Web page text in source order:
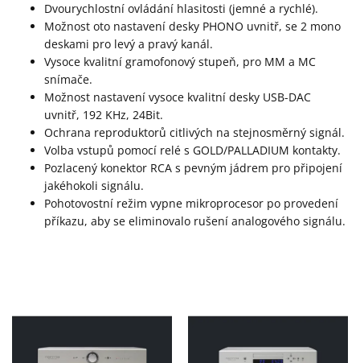
Dvourychlostní ovládání hlasitosti (jemné a rychlé).
Možnost oto nastavení desky PHONO uvnitř, se 2 mono
deskami pro levý a pravý kanál.
Vysoce kvalitní gramofonový stupeň, pro MM a MC
snímače.
Možnost nastavení vysoce kvalitní desky USB-DAC
uvnitř, 192 KHz, 24Bit.
Ochrana reproduktorů citlivých na stejnosměrný signál.
Volba vstupů pomocí relé s GOLD/PALLADIUM kontakty.
Pozlacený konektor RCA s pevným jádrem pro připojení
jakéhokoli signálu.
Pohotovostní režim vypne mikroprocesor po provedení
příkazu, aby se eliminovalo rušení analogového signálu.
s